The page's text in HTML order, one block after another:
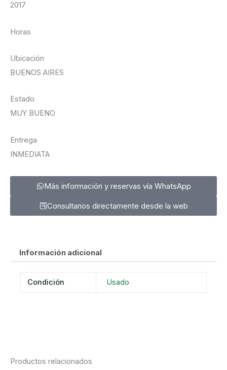
2017
Horas
Ubicación
BUENOS AIRES
Estado
MUY BUENO
Entrega
INMEDIATA
Más información y reservas vía WhatsApp
Consultanos directamente desde la web
Información adicional
Condición Usado
Productos relacionados